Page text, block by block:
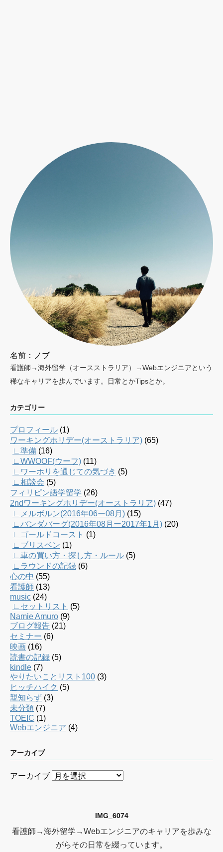
名前：ノブ
看護師→海外留学（オースストラリア）→Webエンジニアという
稀なキャリアを歩んでいます。日常とかTipsとか。
カテゴリー
プロフィール (1)
ワーキングホリデー(オーストラリア) (65)
∟準備 (16)
∟WWOOF(ウーフ) (11)
∟ワーホリを通じての気づき (5)
∟相談会 (5)
フィリピン語学留学 (26)
2ndワーキングホリデー(オーストラリア) (47)
∟メルボルン(2016年06ー08月) (15)
∟バンダバーグ(2016年08月ー2017年1月) (20)
∟ゴールドコースト (1)
∟ブリスベン (1)
∟車の買い方・探し方・ルール (5)
∟ラウンドの記録 (6)
心の中 (55)
看護師 (13)
music (24)
∟セットリスト (5)
Namie Amuro (9)
ブログ報告 (21)
セミナー (6)
映画 (16)
読書の記録 (5)
kindle (7)
やりたいことリスト100 (3)
ヒッチハイク (5)
親知らず (3)
未分類 (7)
TOEIC (1)
Webエンジニア (4)
アーカイブ
アーカイブ
IMG_6074
看護師→海外留学→Webエンジニアのキャリアを歩みな
がらその日常を綴っています。